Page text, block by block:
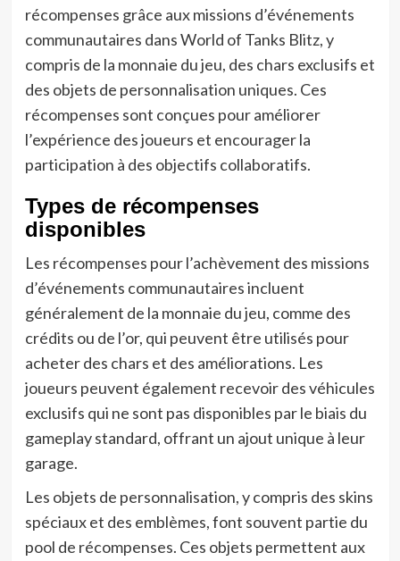
récompenses grâce aux missions d’événements
communautaires dans World of Tanks Blitz, y
compris de la monnaie du jeu, des chars exclusifs et
des objets de personnalisation uniques. Ces
récompenses sont conçues pour améliorer
l’expérience des joueurs et encourager la
participation à des objectifs collaboratifs.
Types de récompenses
disponibles
Les récompenses pour l’achèvement des missions
d’événements communautaires incluent
généralement de la monnaie du jeu, comme des
crédits ou de l’or, qui peuvent être utilisés pour
acheter des chars et des améliorations. Les
joueurs peuvent également recevoir des véhicules
exclusifs qui ne sont pas disponibles par le biais du
gameplay standard, offrant un ajout unique à leur
garage.
Les objets de personnalisation, y compris des skins
spéciaux et des emblèmes, font souvent partie du
pool de récompenses. Ces objets permettent aux